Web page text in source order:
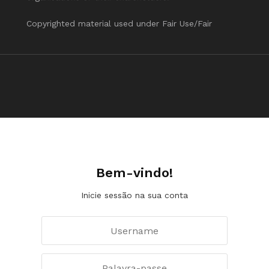
Copyrighted material used under Fair Use/Fair
Bem-vindo!
Inicie sessão na sua conta